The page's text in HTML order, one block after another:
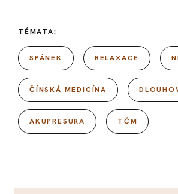
TÉMATA:
SPÁNEK RELAXACE
ČÍNSKÁ MEDICÍNA
AKUPRESURA TČM